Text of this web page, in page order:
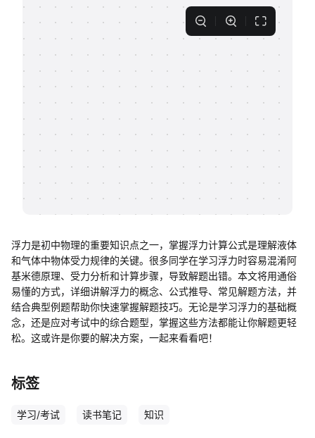
私有化部署
支持
知识分享社区
浮力是初中物理的重要知识点之一，掌握浮力计算公式是理解液体
和气体中物体受力规律的关键。很多同学在学习浮力时容易混淆阿
基米德原理、受力分析和计算步骤，导致解题出错。本文将用通俗
易懂的方式，详细讲解浮力的概念、公式推导、常见解题方法，并
结合典型例题帮助你快速掌握解题技巧。无论是学习浮力的基础概
念，还是应对考试中的综合题型，掌握这些方法都能让你解题更轻
松。这或许是你要的解决方案，一起来看看吧！
标签
学习/考试 读书笔记 知识